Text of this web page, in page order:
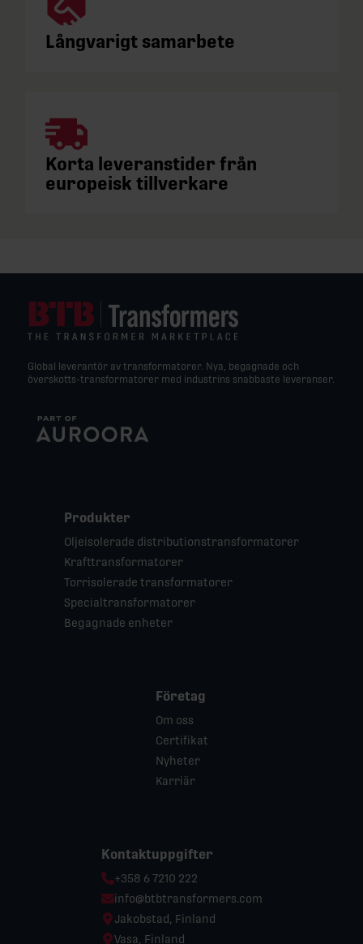
Långvarigt samarbete
Korta leveranstider från
europeisk tillverkare
Global leverantör av transformatorer. Nya, begagnade och
överskotts-transformatorer med industrins snabbaste leveranser.
Produkter
Oljeisolerade distributionstransformatorer
Krafttransformatorer
Torrisolerade transformatorer
Specialtransformatorer
Begagnade enheter
Företag
Om oss
Certifikat
Nyheter
Karriär
Kontaktuppgifter
Phone:
+358 6 7210 222
Email:
info@btbtransformers.com
Location:
Jakobstad, Finland
Location:
Vasa, Finland